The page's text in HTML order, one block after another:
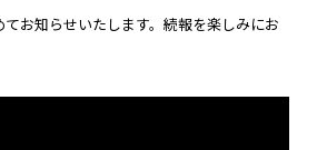
お知らせいたします。続報を楽しみにお